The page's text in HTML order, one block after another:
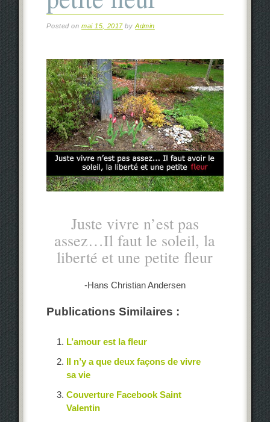
Posted onmai 15, 2017 byAdmin
Juste vivre n’est pas
assez…Il faut le soleil, la
liberté et une petite fleur
-Hans Christian Andersen
Publications Similaires :
L’amour est la fleur
Il n’y a que deux façons de vivre
sa vie
Couverture Facebook Saint
Valentin